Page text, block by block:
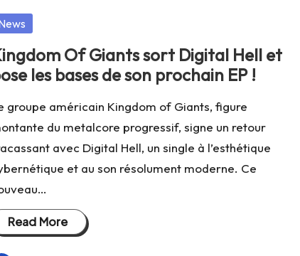
Of Giants sort Digital Hell et
les bases de son prochain EP !
groupe américain Kingdom of Giants, figure
du metalcore progressif, signe un retour
avec Digital Hell, un single à l’esthétique
et au son résolument moderne. Ce
Read More